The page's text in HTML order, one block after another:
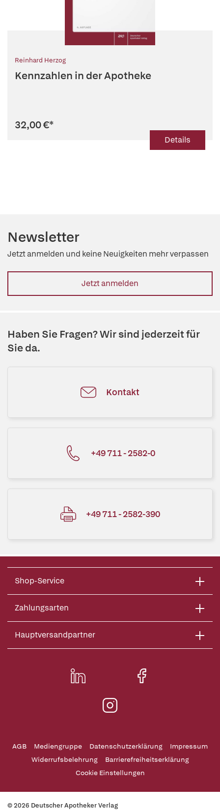
Reinhard Herzog
Kennzahlen in der Apotheke
32,00 €*
Details
Newsletter
Jetzt anmelden und keine Neuigkeiten mehr verpassen
Jetzt anmelden
Haben Sie Fragen? Wir sind jederzeit für
Sie da.
Kontakt
+49 711 - 2582-0
+49 711 - 2582-390
Shop-Service
Zahlungsarten
Hauptversandpartner
AGB Mediengruppe Datenschutzerklärung
Impressum
Widerrufsbelehrung
Barrierefreiheitserklärung
Cookie Einstellungen
© 2026 Deutscher Apotheker Verlag